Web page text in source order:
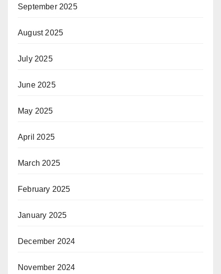
September 2025
August 2025
July 2025
June 2025
May 2025
April 2025
March 2025
February 2025
January 2025
December 2024
November 2024